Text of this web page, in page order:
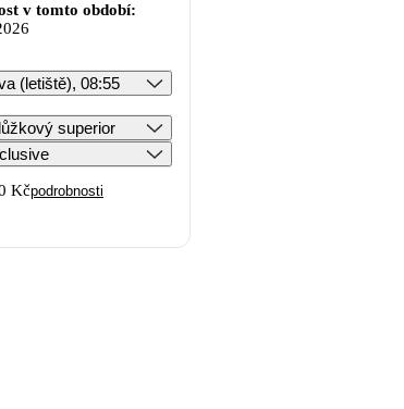
v tomto období:
(letiště), 08:55
superior
Kčpodrobnosti